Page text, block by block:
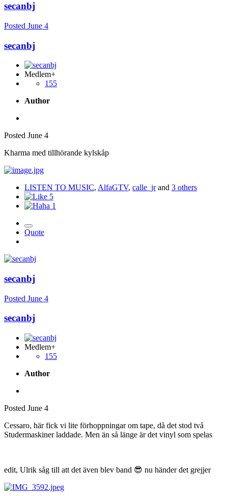
secanbj
Posted June 4
secanbj
Medlem+
155
Author
Posted June 4
Kharma med tillhörande kylskåp
LISTEN TO MUSIC, AlfaGTV, calle_jrand 3 others
5
1
Quote
secanbj
Posted June 4
secanbj
Medlem+
155
Author
Posted June 4
Cessaro, här fick vi lite förhoppningar om tape, då det stod två
Studermaskiner laddade. Men än så länge är det vinyl som spelas
edit, Ulrik såg till att det även blev band 😎 nu händer det grejjer